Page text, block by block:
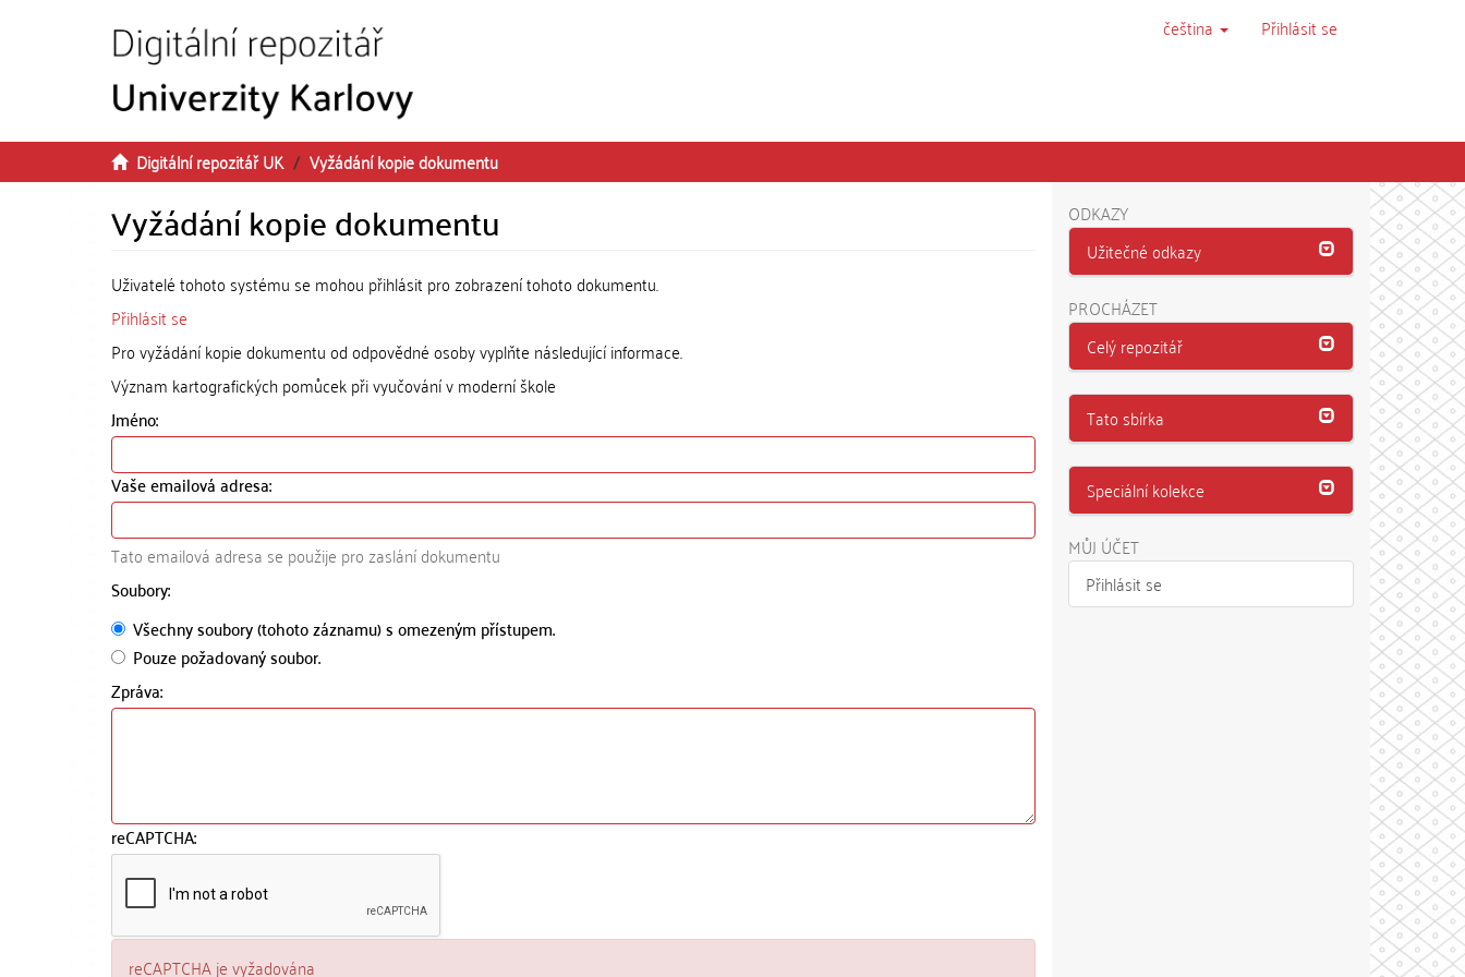
čeština Přihlásit se
Digitální repozitář UK Vyžádání kopie dokumentu
Vyžádání kopie dokumentu
Uživatelé tohoto systému se mohou přihlásit pro zobrazení tohoto dokumentu.
Přihlásit se
Pro vyžádání kopie dokumentu od odpovědné osoby vyplňte následující informace.
Význam kartografických pomůcek při vyučování v moderní škole
Jméno:
Vaše emailová adresa:
Tato emailová adresa se použije pro zaslání dokumentu
Soubory:
Všechny soubory (tohoto záznamu) s omezeným přístupem.
Pouze požadovaný soubor.
Zpráva:
reCAPTCHA:
reCAPTCHA je vyžadována
ODKAZY
Užitečné odkazy
PROCHÁZET
Celý repozitář
Tato sbírka
Speciální kolekce
MŮJ ÚČET
Přihlásit se